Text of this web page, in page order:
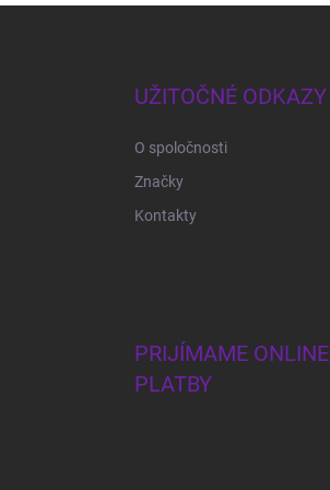
UŽITOČNÉ ODKAZY
O spoločnosti
Značky
Kontakty
PRIJÍMAME ONLINE
PLATBY